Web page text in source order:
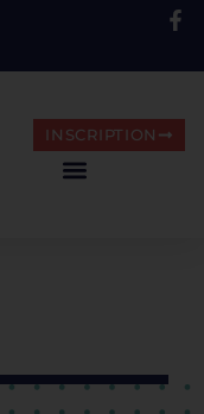
INSCRIPTION